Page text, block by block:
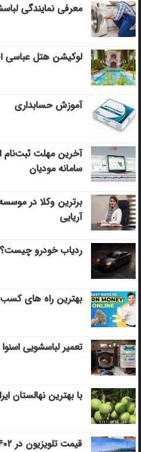
معرفی نمایندگی
لوکیشن هتل عباسی
آموزش حسابداری
آخرین مهلت
سامانه مودیان
برترین وکلا در
آریایی
ردیاب خودرو چیست؟
بهترین راه های کسب
تعمیر لباسشویی
با بهترین نهالستان
قیمت تلویزیون در ۱۴۰۲